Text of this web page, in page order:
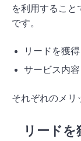
を利用すること
です。
リードを獲
サービス内
それぞれのメリ
リード